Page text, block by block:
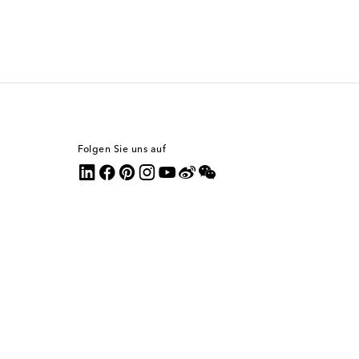
Folgen Sie uns auf